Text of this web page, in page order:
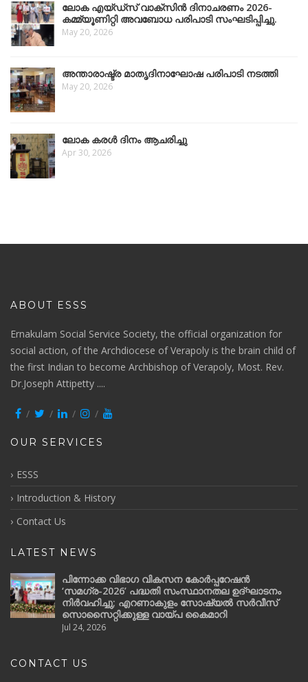
ലോക എയ്ഡ്സ് വാക്സിൻ ദിനാചരണം 2026-
കമ്മ്യൂണിറ്റി അവബോധ പരിപാടി സംഘടിപ്പിച്ചു.
May 20, 2026
അന്താരാഷ്ട്ര മാതൃദിനാഘോഷ പരിപാടി നടത്തി
May 20, 2026
ലോക കരൾ ദിനം ആചരിച്ചു
Apr 30, 2026
ABOUT ESSS
Ernakulam Social Service Society, the official organization for
social action, of the Archdiocese of Verapoly is the brain child of
the first Indian to become Archbishop of Verapoly, Most. Rev.
Dr.Joseph Attipetty ....
OUR SERVICES
ESSS
Introduction & History
Contact Us
LATEST NEWS
പിന്നോക്ക വിഭാഗ വികസന കോർപ്പറേഷൻ
‘സമഗ്ര-2026’ പദ്ധതി സംസ്ഥാനതല ഉദ്ഘാടനം
നിർവഹിച്ചു; എറണാകുളം സോഷ്യൽ സർവീസ്
സൊസൈറ്റിക്കുള്ള വായ്പ കൈമാറി
Jul 24, 2026
CONTACT US